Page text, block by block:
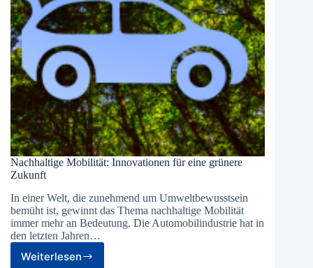
Nachhaltige Mobilität: Innovationen für eine grünere
Zukunft
In einer Welt, die zunehmend um Umweltbewusstsein
bemüht ist, gewinnt das Thema nachhaltige Mobilität
immer mehr an Bedeutung. Die Automobilindustrie hat in
den letzten Jahren…
WeiterlesenNachhaltige